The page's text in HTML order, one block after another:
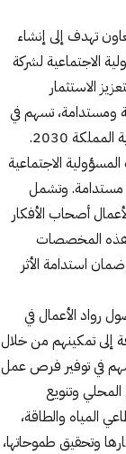
تهدف إلى إنشاء
الاجتماعية لشركة
الاستثمار
ومستدامة، تسهم في
2030.
الاجتماعية
مستدامة. وتشمل
أصحاب الأفكار
هذه المخصصات
استدامة الأثر
رواد الأعمال في
إلى تمكينهم من خلال
في توفير فرص عمل
المحلي وتنويع
المياه والطاقة،
وتحقيق طموحاتها،